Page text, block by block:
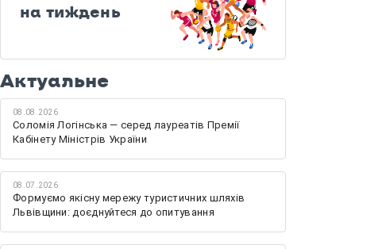
на тиждень
Актуальне
08.08.2026
Соломія Логінська — серед лауреатів Премії
Кабінету Міністрів України
08.07.2026
Формуємо якісну мережу туристичних шляхів
Львівщини: доєднуйтеся до опитування